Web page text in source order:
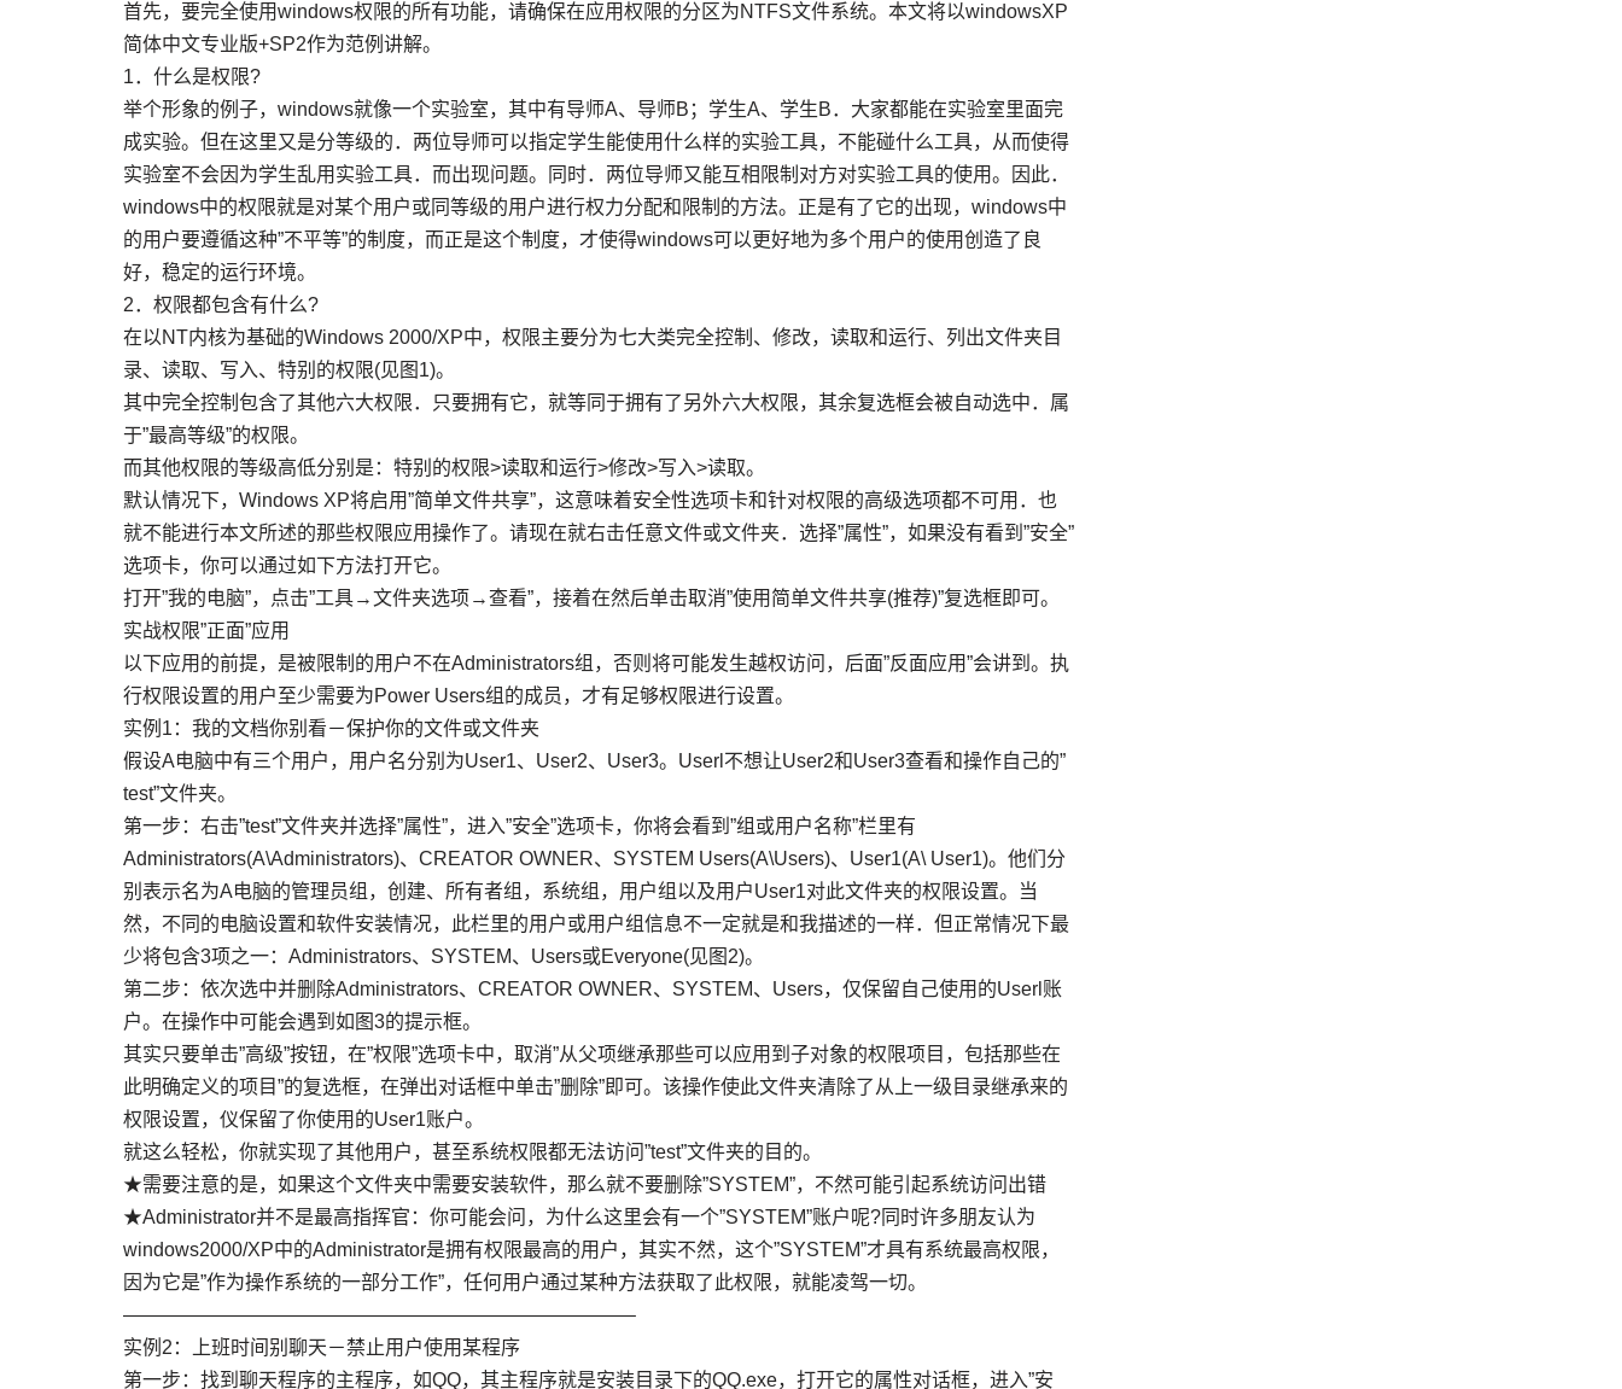
首先，要完全使用windows权限的所有功能，请确保在应用权限的分区为NTFS文件系统。本文将以windowsXP
简体中文专业版+SP2作为范例讲解。
1．什么是权限?
举个形象的例子，windows就像一个实验室，其中有导师A、导师B；学生A、学生B．大家都能在实验室里面完
成实验。但在这里又是分等级的．两位导师可以指定学生能使用什么样的实验工具，不能碰什么工具，从而使得
实验室不会因为学生乱用实验工具．而出现问题。同时．两位导师又能互相限制对方对实验工具的使用。因此．
windows中的权限就是对某个用户或同等级的用户进行权力分配和限制的方法。正是有了它的出现，windows中
的用户要遵循这种”不平等”的制度，而正是这个制度，才使得windows可以更好地为多个用户的使用创造了良
好，稳定的运行环境。
2．权限都包含有什么?
在以NT内核为基础的Windows 2000/XP中，权限主要分为七大类完全控制、修改，读取和运行、列出文件夹目
录、读取、写入、特别的权限(见图1)。
其中完全控制包含了其他六大权限．只要拥有它，就等同于拥有了另外六大权限，其余复选框会被自动选中．属
于”最高等级”的权限。
而其他权限的等级高低分别是：特别的权限>读取和运行>修改>写入>读取。
默认情况下，Windows XP将启用”简单文件共享”，这意味着安全性选项卡和针对权限的高级选项都不可用．也
就不能进行本文所述的那些权限应用操作了。请现在就右击任意文件或文件夹．选择”属性”，如果没有看到”安全”
选项卡，你可以通过如下方法打开它。
打开”我的电脑”，点击”工具→文件夹选项→查看”，接着在然后单击取消”使用简单文件共享(推荐)”复选框即可。
实战权限”正面”应用
以下应用的前提，是被限制的用户不在Administrators组，否则将可能发生越权访问，后面”反面应用”会讲到。执
行权限设置的用户至少需要为Power Users组的成员，才有足够权限进行设置。
实例1：我的文档你别看－保护你的文件或文件夹
假设A电脑中有三个用户，用户名分别为User1、User2、User3。Userl不想让User2和User3查看和操作自己的”
test”文件夹。
第一步：右击”test”文件夹并选择”属性”，进入”安全”选项卡，你将会看到”组或用户名称”栏里有
Administrators(A\Administrators)、CREATOR OWNER、SYSTEM Users(A\Users)、User1(A\ User1)。他们分
别表示名为A电脑的管理员组，创建、所有者组，系统组，用户组以及用户User1对此文件夹的权限设置。当
然，不同的电脑设置和软件安装情况，此栏里的用户或用户组信息不一定就是和我描述的一样．但正常情况下最
少将包含3项之一：Administrators、SYSTEM、Users或Everyone(见图2)。
第二步：依次选中并删除Administrators、CREATOR OWNER、SYSTEM、Users，仅保留自己使用的Userl账
户。在操作中可能会遇到如图3的提示框。
其实只要单击”高级”按钮，在”权限”选项卡中，取消”从父项继承那些可以应用到子对象的权限项目，包括那些在
此明确定义的项目”的复选框，在弹出对话框中单击”删除”即可。该操作使此文件夹清除了从上一级目录继承来的
权限设置，仪保留了你使用的User1账户。
就这么轻松，你就实现了其他用户，甚至系统权限都无法访问”test”文件夹的目的。
★需要注意的是，如果这个文件夹中需要安装软件，那么就不要删除”SYSTEM”，不然可能引起系统访问出错
★Administrator并不是最高指挥官：你可能会问，为什么这里会有一个”SYSTEM”账户呢?同时许多朋友认为
windows2000/XP中的Administrator是拥有权限最高的用户，其实不然，这个”SYSTEM”才具有系统最高权限，
因为它是”作为操作系统的一部分工作”，任何用户通过某种方法获取了此权限，就能凌驾一切。
——————————————————————————–
实例2：上班时间别聊天－禁止用户使用某程序
第一步：找到聊天程序的主程序，如QQ，其主程序就是安装目录下的QQ.exe，打开它的属性对话框，进入”安